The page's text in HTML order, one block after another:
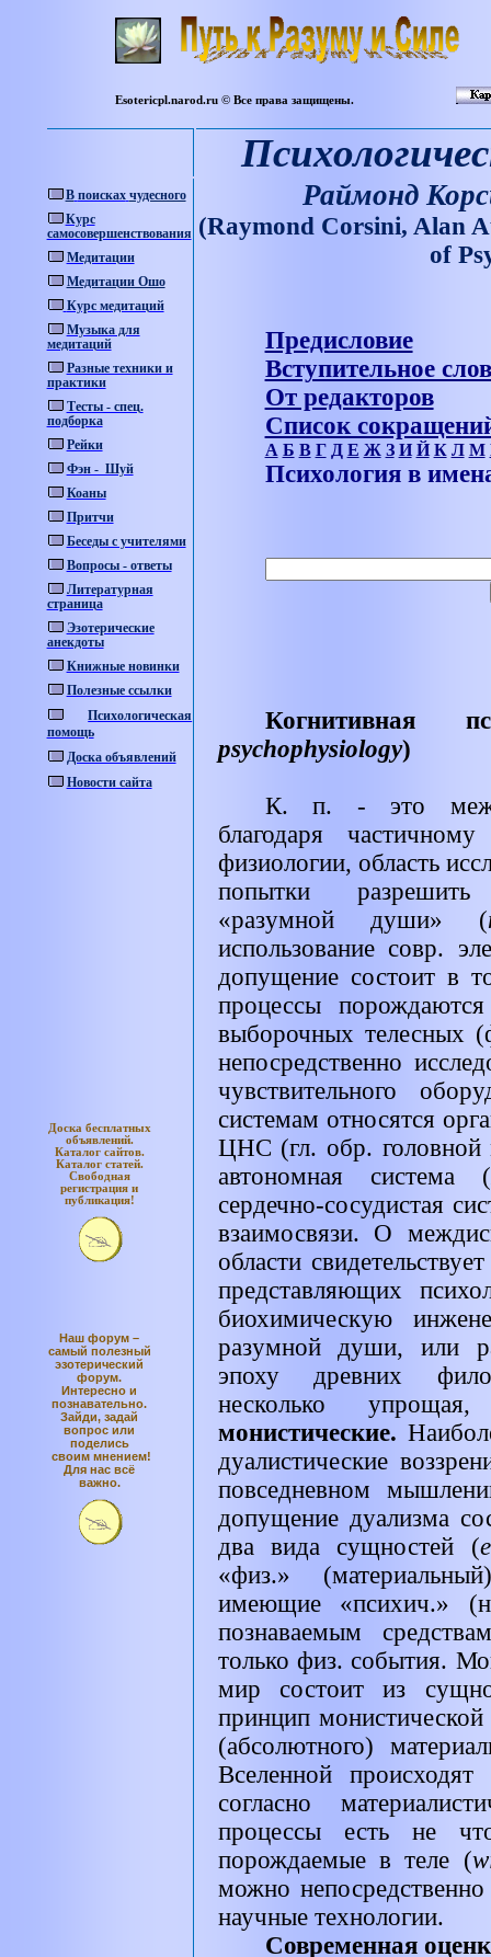
Esotericpl.narod.ru © Все права защищены.
В поисках чудесного
Курс
самосовершенствования
Медитации
Медитации Ошо
Курс медитаций
Музыка для
медитаций
Разные техники и
практики
Тесты - спец.
подборка
Рейки
Фэн - Шуй
Коаны
Притчи
Беседы с учителями
Вопросы - ответы
Литературная
страница
Эзотерические
анекдоты
Книжные новинки
Полезные ссылки
Психологическая
помощь
Доска объявлений
Новости сайта
Доска бесплатных
объявлений.
Каталог сайтов.
Каталог статей.
Свободная
регистрация и
публикация!
Наш форум –
самый полезный
эзотерический
форум.
Интересно и
познавательно.
Зайди, задай
вопрос или
поделись
своим мнением!
Для нас всё
важно.
Раймонд
(Raymond Corsini, Alan
оf
Предисловие
Вступительное
От редакторов
Список
А Б В Г Д Е Ж З И Й К Л М
Психология в
Когнитивная
psychophysiology)
К. п. - это
благодаря
физиологии, область
попытки
«разумной души» (
использование совр.
допущение состоит в
процессы
выборочных телесных
непосредственно
чувствительного
системам относятся
ЦНС (гл. обр. головной
автономная система
сердечно-сосудистая
взаимосвязи. О
области
представляющих
биохимическую
разумной души, или
эпоху древних
несколько
монистические.
дуалистические
повседневном
допущение дуализма
два вида сущностей (
«физ.»
имеющие «психич.»
познаваемым
только физ. события.
мир состоит из
принцип
(абсолютного)
Вселенной
согласно
процессы есть не
порождаемые в теле (
можно
научные технологии.
Современная